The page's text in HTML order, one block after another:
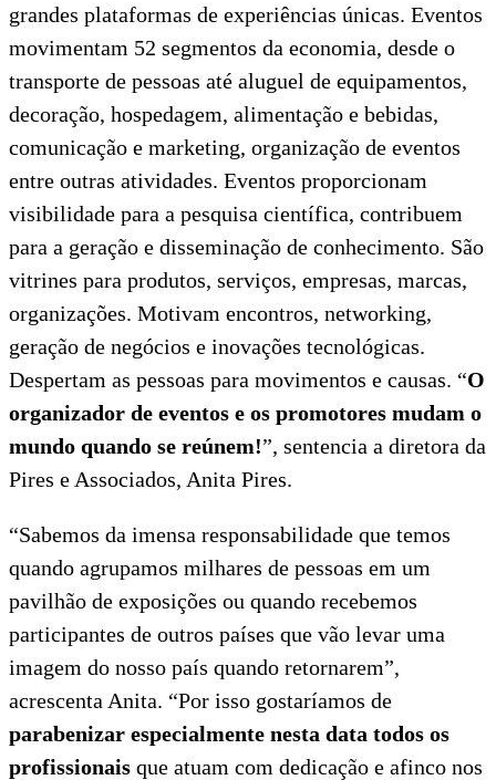
grandes plataformas de experiências únicas. Eventos
movimentam 52 segmentos da economia, desde o
transporte de pessoas até aluguel de equipamentos,
decoração, hospedagem, alimentação e bebidas,
comunicação e marketing, organização de eventos
entre outras atividades. Eventos proporcionam
visibilidade para a pesquisa científica, contribuem
para a geração e disseminação de conhecimento. São
vitrines para produtos, serviços, empresas, marcas,
organizações. Motivam encontros, networking,
geração de negócios e inovações tecnológicas.
Despertam as pessoas para movimentos e causas. “O
organizador de eventos e os promotores mudam o
mundo quando se reúnem!”, sentencia a diretora da
Pires e Associados, Anita Pires.
“Sabemos da imensa responsabilidade que temos
quando agrupamos milhares de pessoas em um
pavilhão de exposições ou quando recebemos
participantes de outros países que vão levar uma
imagem do nosso país quando retornarem”,
acrescenta Anita. “Por isso gostaríamos de
parabenizar especialmente nesta data todos os
profissionais que atuam com dedicação e afinco nos